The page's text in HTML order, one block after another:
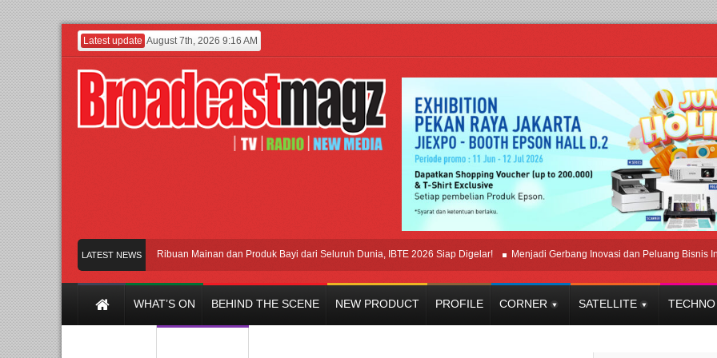
Latest update August 7th, 2026 9:16 AM
LATEST NEWS
Jakarta dengan Ribuan Mainan dan Produk Bayi dari Seluruh Dunia, IBTE 2026 Siap Digelar! Menjadi Gerbang Inovasi dan Peluang Bisnis Industri
WHAT’S ON BEHIND THE SCENE NEW PRODUCT PROFILE CORNER SATELLITE TECHNO